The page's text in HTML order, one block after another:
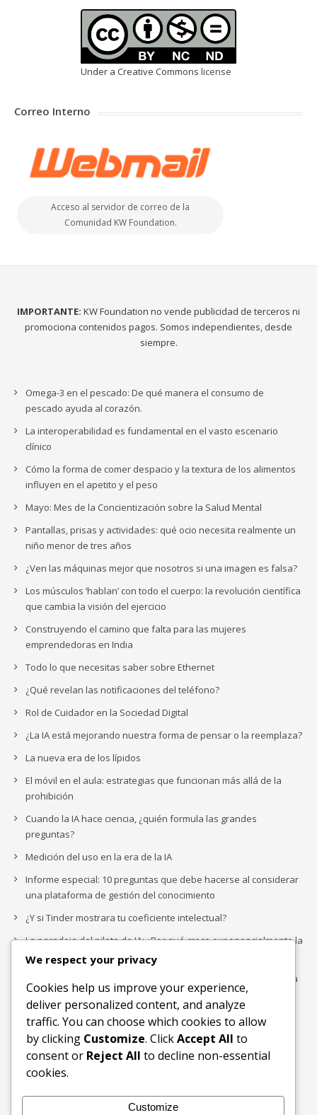
Under a Creative Commons license
Correo Interno
Acceso al servidor de correo de la
Comunidad KW Foundation.
IMPORTANTE: KW Foundation no vende publicidad de terceros ni
promociona contenidos pagos. Somos independientes, desde
siempre.
Omega-3 en el pescado: De qué manera el consumo de
pescado ayuda al corazón.
La interoperabilidad es fundamental en el vasto escenario
clínico
Cómo la forma de comer despacio y la textura de los alimentos
influyen en el apetito y el peso
Mayo: Mes de la Concientización sobre la Salud Mental
Pantallas, prisas y actividades: qué ocio necesita realmente un
niño menor de tres años
¿Ven las máquinas mejor que nosotros si una imagen es falsa?
Los músculos ‘hablan’ con todo el cuerpo: la revolución científica
que cambia la visión del ejercicio
Construyendo el camino que falta para las mujeres
emprendedoras en India
Todo lo que necesitas saber sobre Ethernet
¿Qué revelan las notificaciones del teléfono?
Rol de Cuidador en la Sociedad Digital
¿La IA está mejorando nuestra forma de pensar o la reemplaza?
La nueva era de los lípidos
El móvil en el aula: estrategias que funcionan más allá de la
prohibición
Cuando la IA hace ciencia, ¿quién formula las grandes
preguntas?
Medición del uso en la era de la IA
Informe especial: 10 preguntas que debe hacerse al considerar
una plataforma de gestión del conocimiento
¿Y si Tinder mostrara tu coeficiente intelectual?
La paradoja del piloto de IA: ¿Por qué crece exponencialmente la
complejidad de la IA empresarial?
Los organigramas de marketing se crearon para los canales. La
IA acaba de dejarlos obsoletos.
Buscar
Buscar
We respect your privacy
Cookies help us improve your experience,
deliver personalized content, and analyze
traffic. You can choose which cookies to allow
by clicking Customize. ClickAccept All to
consent or Reject All to decline non-essential
cookies.
Customize